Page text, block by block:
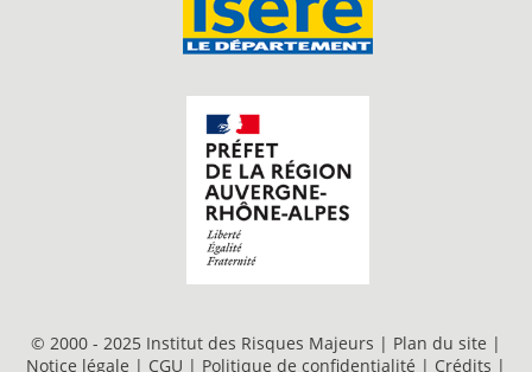
© 2000 - 2025 Institut des Risques Majeurs | Plan du site |
Notice légale | CGU | Politique de confidentialité | Crédits |